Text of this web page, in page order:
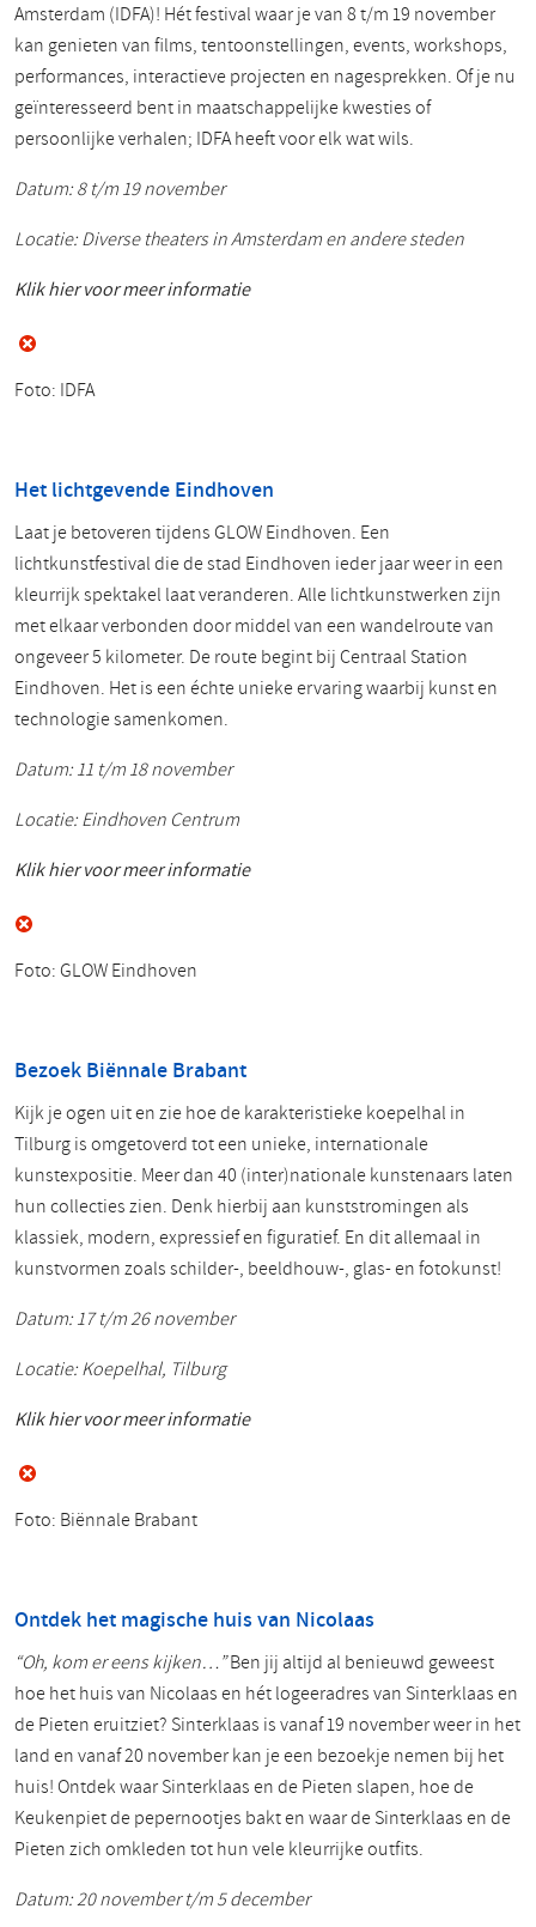
Amsterdam (IDFA)! Hét festival waar je van 8 t/m 19 november
kan genieten van films, tentoonstellingen, events, workshops,
performances, interactieve projecten en nagesprekken. Of je nu
geïnteresseerd bent in maatschappelijke kwesties of
persoonlijke verhalen; IDFA heeft voor elk wat wils.
Datum: 8 t/m 19 november
Locatie: Diverse theaters in Amsterdam en andere steden
Klik hier voor meer informatie
Foto: IDFA
Het lichtgevende Eindhoven
Laat je betoveren tijdens GLOW Eindhoven. Een
lichtkunstfestival die de stad Eindhoven ieder jaar weer in een
kleurrijk spektakel laat veranderen. Alle lichtkunstwerken zijn
met elkaar verbonden door middel van een wandelroute van
ongeveer 5 kilometer. De route begint bij Centraal Station
Eindhoven. Het is een échte unieke ervaring waarbij kunst en
technologie samenkomen.
Datum: 11 t/m 18 november
Locatie: Eindhoven Centrum
Klik hier voor meer informatie
Foto: GLOW Eindhoven
Bezoek Biënnale Brabant
Kijk je ogen uit en zie hoe de karakteristieke koepelhal in
Tilburg is omgetoverd tot een unieke, internationale
kunstexpositie. Meer dan 40 (inter)nationale kunstenaars laten
hun collecties zien. Denk hierbij aan kunststromingen als
klassiek, modern, expressief en figuratief. En dit allemaal in
kunstvormen zoals schilder-, beeldhouw-, glas- en fotokunst!
Datum: 17 t/m 26 november
Locatie: Koepelhal, Tilburg
Klik hier voor meer informatie
Foto: Biënnale Brabant
Ontdek het magische huis van Nicolaas
“Oh, kom er eens kijken…”Ben jij altijd al benieuwd geweest
hoe het huis van Nicolaas en hét logeeradres van Sinterklaas en
de Pieten eruitziet? Sinterklaas is vanaf 19 november weer in het
land en vanaf 20 november kan je een bezoekje nemen bij het
huis! Ontdek waar Sinterklaas en de Pieten slapen, hoe de
Keukenpiet de pepernootjes bakt en waar de Sinterklaas en de
Pieten zich omkleden tot hun vele kleurrijke outfits.
Datum: 20 november t/m 5 december